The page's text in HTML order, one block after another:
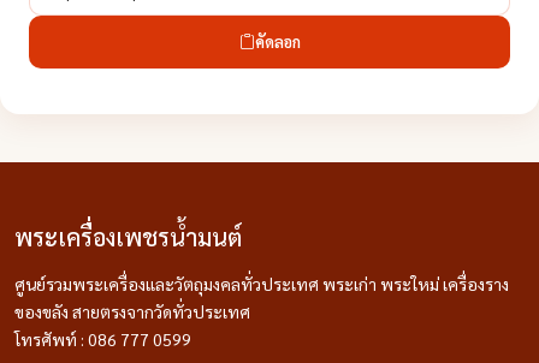
คัดลอก
พระเครื่องเพชรน้ำมนต์
ศูนย์รวมพระเครื่องและวัตถุมงคลทั่วประเทศ พระเก่า พระใหม่ เครื่องราง
ของขลัง สายตรงจากวัดทั่วประเทศ
โทรศัพท์ : 086 777 0599